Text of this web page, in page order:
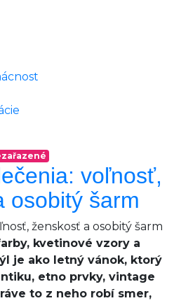
voľnosť,
osobitý šarm
kvetinové vzory a
je ako letný vánok, ktorý
etno prvky, vintage
to z neho robí smer,